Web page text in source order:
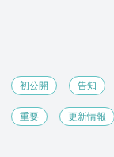
初公開 告知
重要 更新情報